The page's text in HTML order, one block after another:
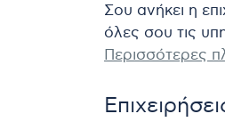
Σου ανήκει η
όλες σου τις
Περισσότερες